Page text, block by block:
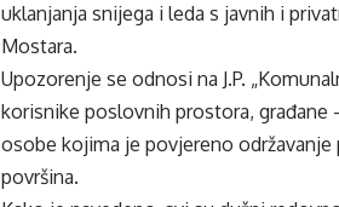
uklanjanja snijega i leda s javnih i
Mostara.
Upozorenje se odnosi na J.P.
korisnike poslovnih prostora, građane
osobe kojima je povjereno
površina.